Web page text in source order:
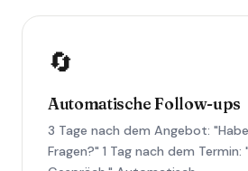
🔄
Automatische Follow-ups
3 Tage nach dem Angebot:
Fragen?" 1 Tag nach dem Termin: